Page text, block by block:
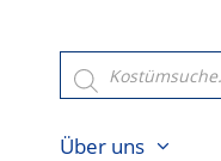
Products
search
Über uns